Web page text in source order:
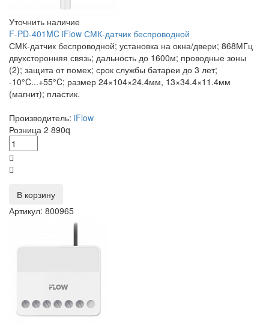
Уточнить наличие
F-PD-401MC iFlow СМК-датчик беспроводной
СМК-датчик беспроводной; установка на окна/двери; 868МГц
двухсторонняя связь; дальность до 1600м; проводные зоны
(2); защита от помех; срок службы батареи до 3 лет;
-10°C...+55°C; размер 24×104×24.4мм, 13×34.4×11.4мм
(магнит); пластик.
Производитель: iFlow
Розница 2 890q
В корзину
Артикул: 800965